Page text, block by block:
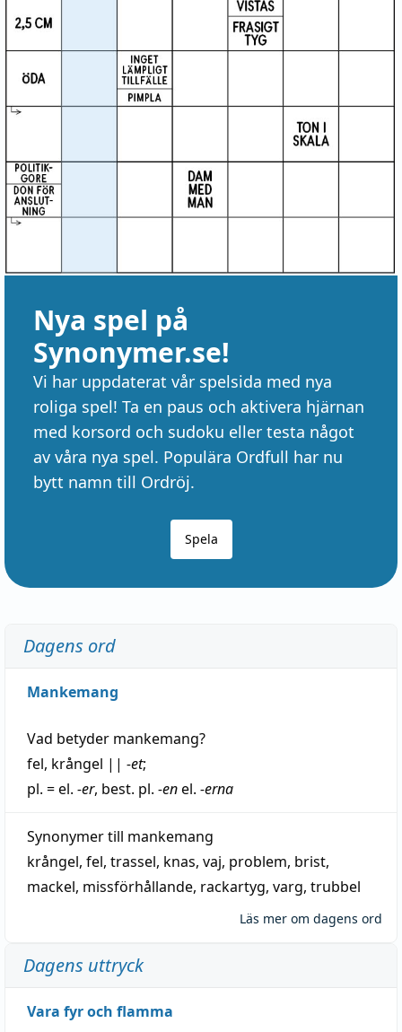
Nya spel på
Synonymer.se!
Vi har uppdaterat vår spelsida med nya
roliga spel! Ta en paus och aktivera hjärnan
med korsord och sudoku eller testa något
av våra nya spel. Populära Ordfull har nu
bytt namn till Ordröj.
Spela
Dagens ord
Mankemang
Vad betyder mankemang?
fel, krångel || -et;
pl. = el. -er, best. pl. -enel. -erna
Synonymer till mankemang
krångel, fel, trassel, knas, vaj, problem, brist,
mackel, missförhållande, rackartyg, varg, trubbel
Läs mer om dagens ord
Dagens uttryck
Vara fyr och flamma